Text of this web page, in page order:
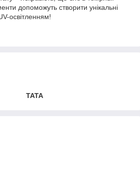
допоможуть створити унікальні
освітленням!
TATA